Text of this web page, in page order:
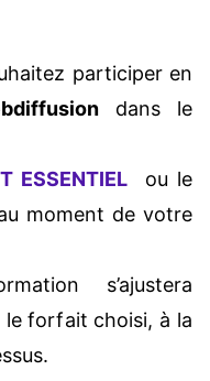
participer en
dans le
ESSENTIEL
ou le
moment de votre
s’ajustera
le forfait choisi, à la